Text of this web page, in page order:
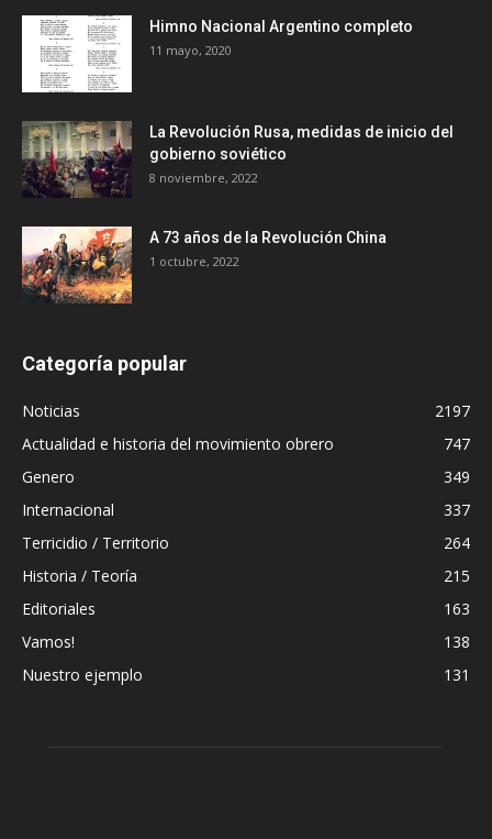
Himno Nacional Argentino completo
11 mayo, 2020
La Revolución Rusa, medidas de inicio del
gobierno soviético
8 noviembre, 2022
A 73 años de la Revolución China
1 octubre, 2022
Categoría popular
Noticias
2197
Actualidad e historia del movimiento obrero
747
Genero
349
Internacional
337
Terricidio / Territorio
264
Historia / Teoría
215
Editoriales
163
Vamos!
138
Nuestro ejemplo
131